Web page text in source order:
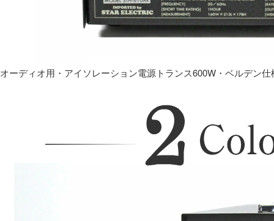
オーディオ用・アイソレーション電源トランス600W・ベルデン仕